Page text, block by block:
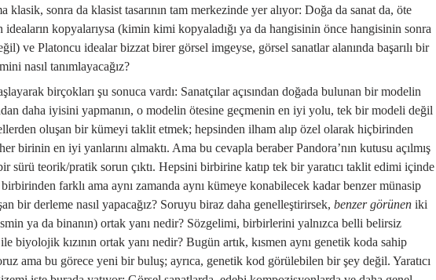
klasik, sonra da klasist tasarının tam merkezinde yer alıyor: Doğa da sanat da, öte
ideaların kopyalarıysa (kimin kimi kopyaladığı ya da hangisinin önce hangisinin sonra
ve Platoncu idealar bizzat birer görsel imgeyse, görsel sanatlar alanında başarılı bir
nasıl tanımlayacağız?
birçokları şu sonuca vardı: Sanatçılar açısından doğada bulunan bir modelin
daha iyisini yapmanın, o modelin ötesine geçmenin en iyi yolu, tek bir modeli değil
oluşan bir kümeyi taklit etmek; hepsinden ilham alıp özel olarak hiçbirinden
birinin en iyi yanlarını almaktı. Ama bu cevapla beraber Pandora’nın kutusu açılmış
sürü teorik/pratik sorun çıktı. Hepsini birbirine katıp tek bir yaratıcı taklit edimi içinde
farklı ama aynı zamanda aynı kümeye konabilecek kadar benzer münasip
bir derleme nasıl yapacağız? Soruyu biraz daha genelleştirirsek, benzer görünen iki
ya da binanın) ortak yanı nedir? Sözgelimi, birbirlerini yalnızca belli belirsiz
biyolojik kızının ortak yanı nedir? Bugün artık, kısmen aynı genetik koda sahip
ama bu görece yeni bir buluş; ayrıca, genetik kod görülebilen bir şey değil. Yaratıcı